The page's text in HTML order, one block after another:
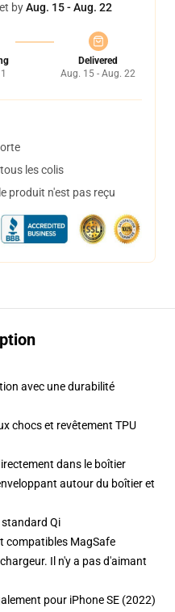
byAug. 15 - Aug. 22
Delivered
Aug. 15 - Aug. 22
les colis
produit n'est pas reçu
avec une durabilité
chocs et revêtement TPU
dans le boîtier
autour du boîtier et
Qi
compatibles MagSafe
Il n'y a pas d'aimant
pour iPhone SE (2022)